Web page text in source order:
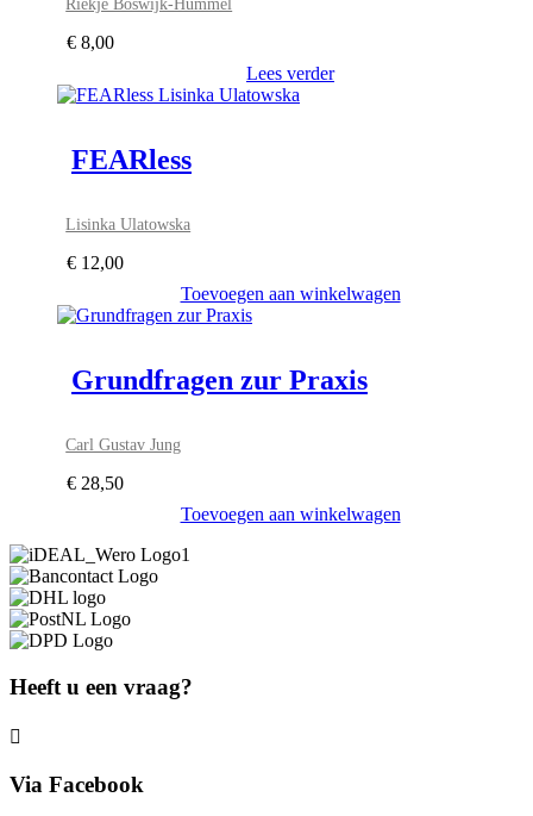
Riekje Boswijk-Hummel
€ 8,00
Lees verder
FEARless
Lisinka Ulatowska
€ 12,00
Toevoegen aan winkelwagen
Grundfragen zur Praxis
Carl Gustav Jung
€ 28,50
Toevoegen aan winkelwagen
Heeft u een vraag?
Via Facebook